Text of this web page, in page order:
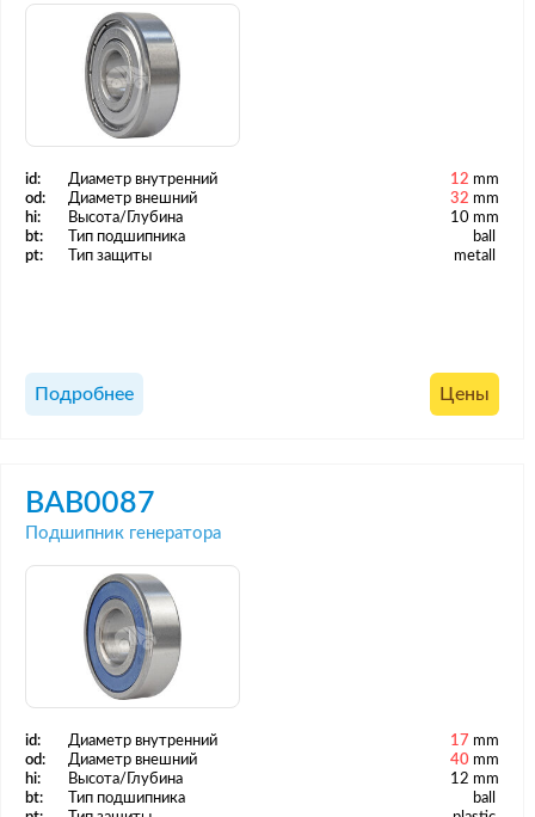
id: Диаметр внутренний 12 mm
od:
Диаметр внешний 32 mm
hi:
Высота/Глубина
10 mm
bt:
Тип подшипника
ball
pt:
Тип защиты metall
Подробнее Цены
BAB0087
Подшипник генератора
id: Диаметр внутренний 17 mm
od:
Диаметр внешний 40 mm
hi:
Высота/Глубина
12 mm
bt:
Тип подшипника
ball